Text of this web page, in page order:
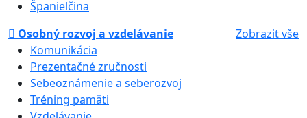
Španielčina
Osobný rozvoj a vzdelávanie
Zobrazit vše
Komunikácia
Prezentačné zručnosti
Sebeoznámenie a seberozvoj
Tréning pamäti